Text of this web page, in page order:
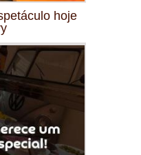
hoje